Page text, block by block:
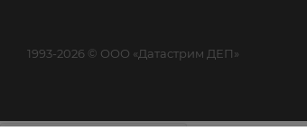
1993-2026 © ООО «Датастрим ДЕП»